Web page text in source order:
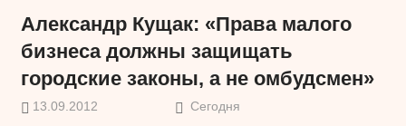
Александр Кущак: «Права малого
бизнеса должны защищать
городские законы, а не омбудсмен»
13.09.2012 Сегодня